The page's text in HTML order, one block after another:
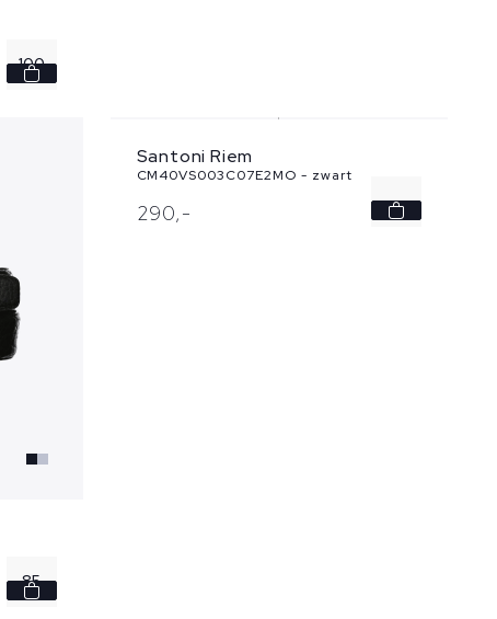
100
85
Santoni Riem
CM40VS003C07E2MO - zwart
290,- -